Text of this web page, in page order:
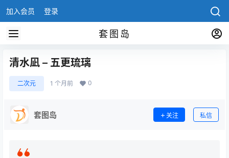
加入会员 登录
套图岛
清水凪 – 五更琉璃
二次元 1 个月前 0
套图岛 关注 私信